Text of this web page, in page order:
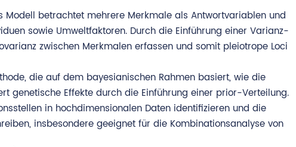
Modell betrachtet mehrere Merkmale als Antwortvariablen und
sowie Umweltfaktoren. Durch die Einführung einer Varianz-
zwischen Merkmalen erfassen und somit pleiotrope Loci
die auf dem bayesianischen Rahmen basiert, wie die
genetische Effekte durch die Einführung einer prior-Verteilung.
in hochdimensionalen Daten identifizieren und die
insbesondere geeignet für die Kombinationsanalyse von